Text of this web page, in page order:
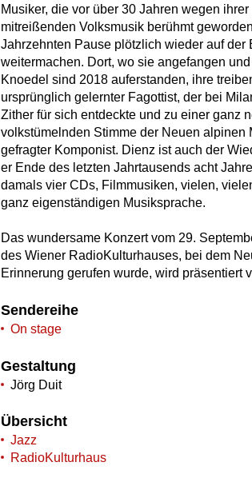
Musiker, die vor über 30 Jahren wegen
mitreißenden Volksmusik berühmt
Jahrzehnten Pause plötzlich wieder auf der
weitermachen. Dort, wo sie angefangen
Knoedel sind 2018 auferstanden, ihre
ursprünglich gelernter Fagottist, der bei
Zither für sich entdeckte und zu einer ganz
volkstümelnden Stimme der Neuen alpinen
gefragter Komponist. Dienz ist auch der
er Ende des letzten Jahrtausends acht
damals vier CDs, Filmmusiken, vielen,
ganz eigenständigen Musiksprache.
Das wundersame Konzert vom 29.
des Wiener RadioKulturhauses, bei dem
Erinnerung gerufen wurde, wird präsentiert
Sendereihe
On stage
Gestaltung
Jörg Duit
Übersicht
Jazz
RadioKulturhaus